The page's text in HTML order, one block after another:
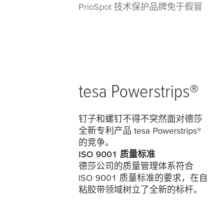
PrioSpot 技术保护品牌免于假冒
tesa Powerstrips®
钉子和螺钉不得不突然面对德莎
全新专利产品 tesa Powerstrips®
的竞争。
ISO 9001 质量标准
德莎公司的质量管理体系符合
ISO 9001 质量标准的要求，在自
粘胶带领域树立了全新的标杆。